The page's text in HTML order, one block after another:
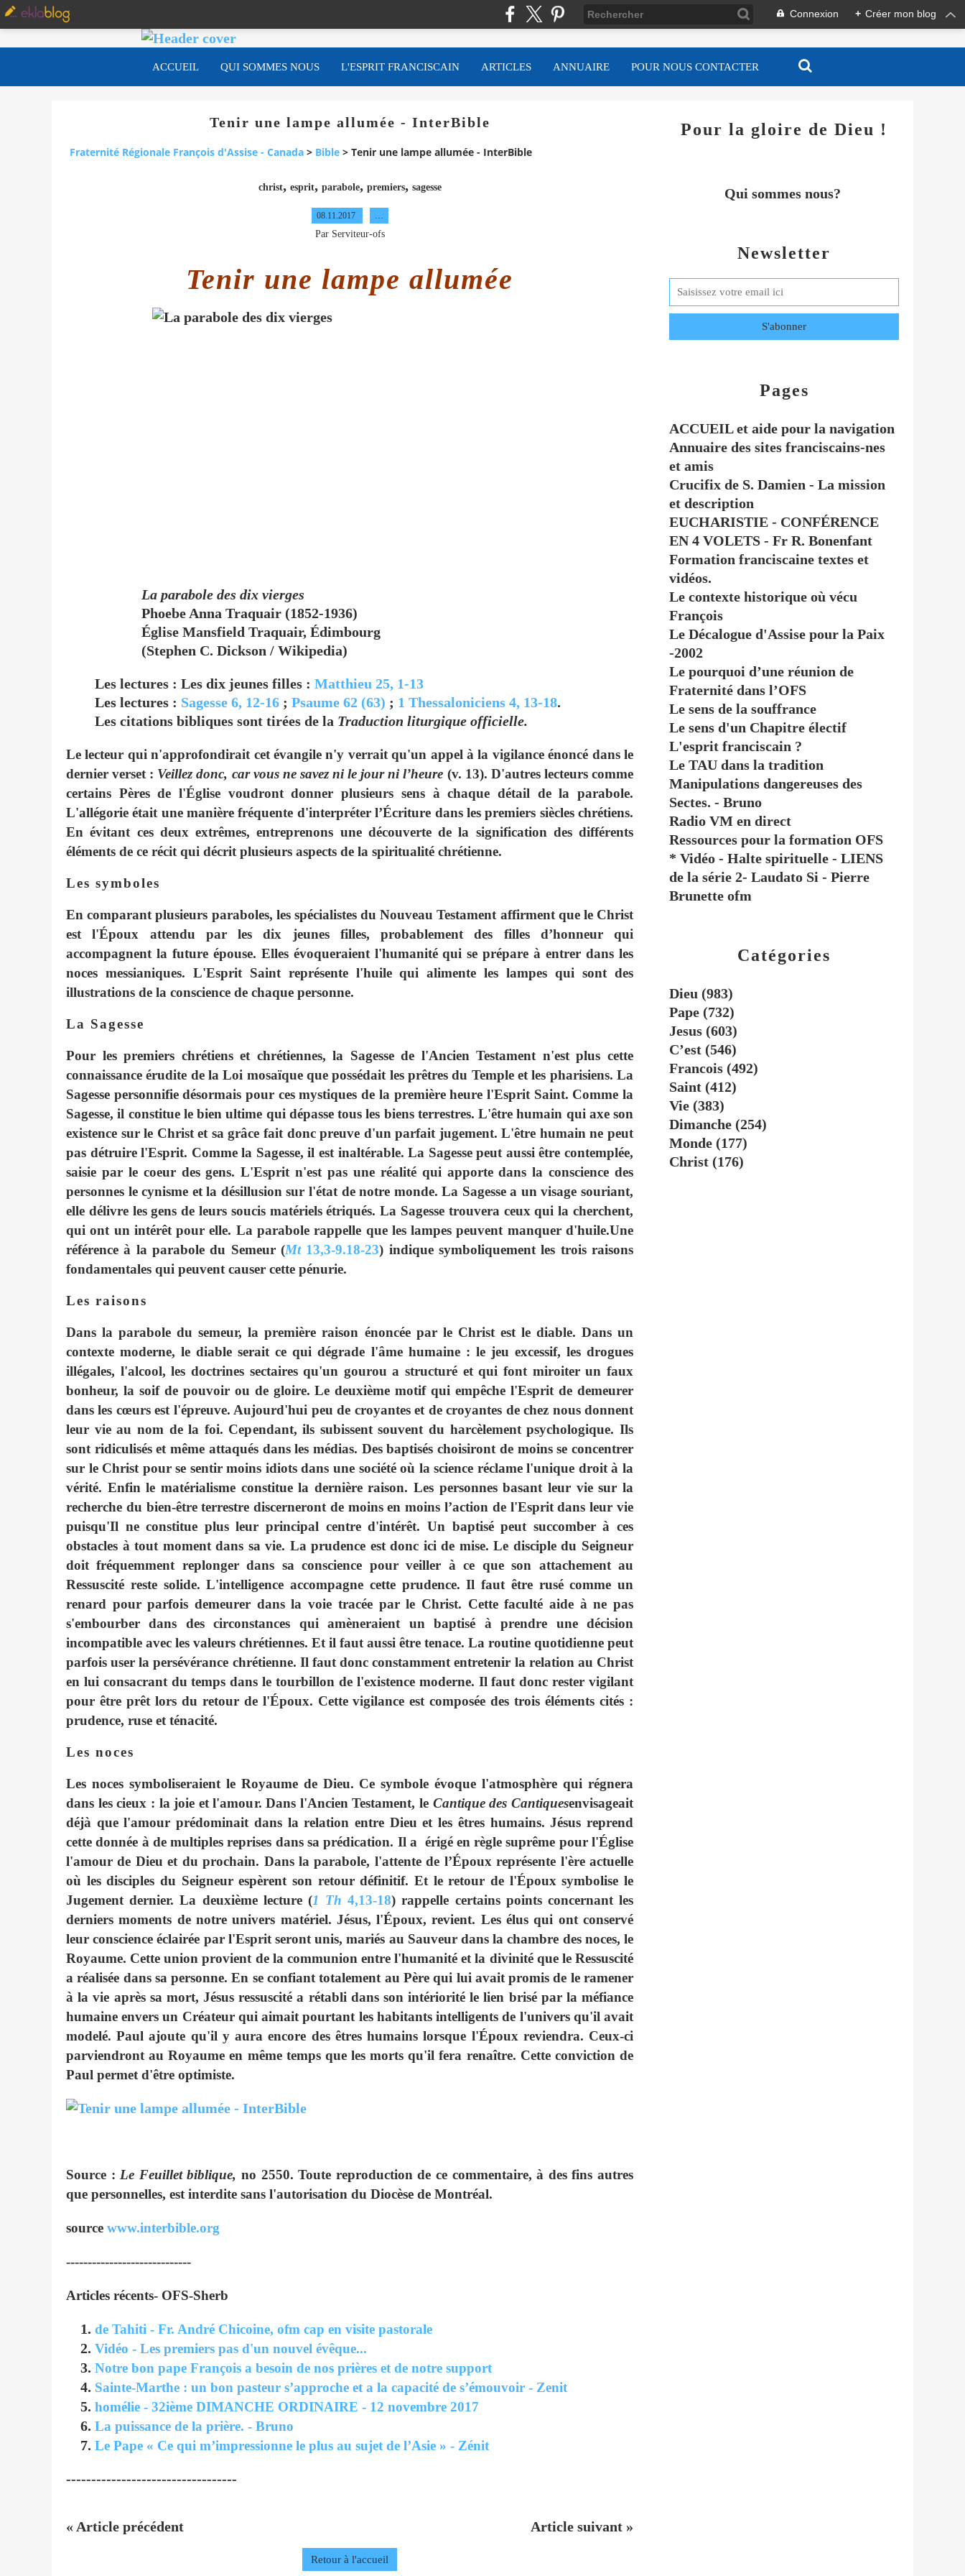
Connexion + Créer mon blog
ACCUEIL QUI SOMMES NOUS L'ESPRIT FRANCISCAIN ARTICLES ANNUAIRE POUR NOUS CONTACTER
Tenir une lampe allumée - InterBible
Fraternité Régionale François d'Assise - Canada > Bible > Tenir une lampe allumée - InterBible
christ, esprit, parabole, premiers, sagesse
08.11.2017
Par Serviteur-ofs
Tenir une lampe allumée
La parabole des dix vierges
Phoebe Anna Traquair (1852-1936)
Église Mansfield Traquair, Édimbourg
(Stephen C. Dickson / Wikipedia)
Les lectures : Les dix jeunes filles : Matthieu 25, 1-13
Les lectures : Sagesse 6, 12-16 ; Psaume 62 (63) ; 1 Thessaloniciens 4, 13-18.
Les citations bibliques sont tirées de la Traduction liturgique officielle.
Le lecteur qui n'approfondirait cet évangile n'y verrait qu'un appel à la vigilance énoncé dans le
dernier verset : Veillez donc, car vous ne savez ni le jour ni l’heure (v. 13). D'autres lecteurs comme
certains Pères de l'Église voudront donner plusieurs sens à chaque détail de la parabole.
L'allégorie était une manière fréquente d'interpréter l’Écriture dans les premiers siècles chrétiens.
En évitant ces deux extrêmes, entreprenons une découverte de la signification des différents
éléments de ce récit qui décrit plusieurs aspects de la spiritualité chrétienne.
Les symboles
En comparant plusieurs paraboles, les spécialistes du Nouveau Testament affirment que le Christ
est l'Époux attendu par les dix jeunes filles, probablement des filles d’honneur qui
accompagnent la future épouse. Elles évoqueraient l'humanité qui se prépare à entrer dans les
noces messianiques. L'Esprit Saint représente l'huile qui alimente les lampes qui sont des
illustrations de la conscience de chaque personne.
La Sagesse
Pour les premiers chrétiens et chrétiennes, la Sagesse de l'Ancien Testament n'est plus cette
connaissance érudite de la Loi mosaïque que possédait les prêtres du Temple et les pharisiens. La
Sagesse personnifie désormais pour ces mystiques de la première heure l'Esprit Saint. Comme la
Sagesse, il constitue le bien ultime qui dépasse tous les biens terrestres. L'être humain qui axe son
existence sur le Christ et sa grâce fait donc preuve d'un parfait jugement. L'être humain ne peut
pas détruire l'Esprit. Comme la Sagesse, il est inaltérable. La Sagesse peut aussi être contemplée,
saisie par le coeur des gens. L'Esprit n'est pas une réalité qui apporte dans la conscience des
personnes le cynisme et la désillusion sur l'état de notre monde. La Sagesse a un visage souriant,
elle délivre les gens de leurs soucis matériels étriqués. La Sagesse trouvera ceux qui la cherchent,
qui ont un intérêt pour elle. La parabole rappelle que les lampes peuvent manquer d'huile.Une
référence à la parabole du Semeur (Mt13,3-9.18-23) indique symboliquement les trois raisons
fondamentales qui peuvent causer cette pénurie.
Les raisons
Dans la parabole du semeur, la première raison énoncée par le Christ est le diable. Dans un
contexte moderne, le diable serait ce qui dégrade l'âme humaine : le jeu excessif, les drogues
illégales, l'alcool, les doctrines sectaires qu'un gourou a structuré et qui font miroiter un faux
bonheur, la soif de pouvoir ou de gloire. Le deuxième motif qui empêche l'Esprit de demeurer
dans les cœurs est l'épreuve. Aujourd'hui peu de croyantes et de croyantes de chez nous donnent
leur vie au nom de la foi. Cependant, ils subissent souvent du harcèlement psychologique. Ils
sont ridiculisés et même attaqués dans les médias. Des baptisés choisiront de moins se concentrer
sur le Christ pour se sentir moins idiots dans une société où la science réclame l'unique droit à la
vérité. Enfin le matérialisme constitue la dernière raison. Les personnes basant leur vie sur la
recherche du bien-être terrestre discerneront de moins en moins l’action de l'Esprit dans leur vie
puisqu'Il ne constitue plus leur principal centre d'intérêt. Un baptisé peut succomber à ces
obstacles à tout moment dans sa vie. La prudence est donc ici de mise. Le disciple du Seigneur
doit fréquemment replonger dans sa conscience pour veiller à ce que son attachement au
Ressuscité reste solide. L'intelligence accompagne cette prudence. Il faut être rusé comme un
renard pour parfois demeurer dans la voie tracée par le Christ. Cette faculté aide à ne pas
s'embourber dans des circonstances qui amèneraient un baptisé à prendre une décision
incompatible avec les valeurs chrétiennes. Et il faut aussi être tenace. La routine quotidienne peut
parfois user la persévérance chrétienne. Il faut donc constamment entretenir la relation au Christ
en lui consacrant du temps dans le tourbillon de l'existence moderne. Il faut donc rester vigilant
pour être prêt lors du retour de l'Époux. Cette vigilance est composée des trois éléments cités :
prudence, ruse et ténacité.
Les noces
Les noces symboliseraient le Royaume de Dieu. Ce symbole évoque l'atmosphère qui régnera
dans les cieux : la joie et l'amour. Dans l'Ancien Testament, le Cantique des Cantiquesenvisageait
déjà que l'amour prédominait dans la relation entre Dieu et les êtres humains. Jésus reprend
cette donnée à de multiples reprises dans sa prédication. Il a érigé en règle suprême pour l'Église
l'amour de Dieu et du prochain. Dans la parabole, l'attente de l’Époux représente l'ère actuelle
où les disciples du Seigneur espèrent son retour définitif. Et le retour de l'Époux symbolise le
Jugement dernier. La deuxième lecture (1 Th 4,13-18) rappelle certains points concernant les
derniers moments de notre univers matériel. Jésus, l'Époux, revient. Les élus qui ont conservé
leur conscience éclairée par l'Esprit seront unis, mariés au Sauveur dans la chambre des noces, le
Royaume. Cette union provient de la communion entre l'humanité et la divinité que le Ressuscité
a réalisée dans sa personne. En se confiant totalement au Père qui lui avait promis de le ramener
à la vie après sa mort, Jésus ressuscité a rétabli dans son intériorité le lien brisé par la méfiance
humaine envers un Créateur qui aimait pourtant les habitants intelligents de l'univers qu'il avait
modelé. Paul ajoute qu'il y aura encore des êtres humains lorsque l'Époux reviendra. Ceux-ci
parviendront au Royaume en même temps que les morts qu'il fera renaître. Cette conviction de
Paul permet d'être optimiste.
Source :Le Feuillet biblique, no 2550. Toute reproduction de ce commentaire, à des fins autres
que personnelles, est interdite sans l'autorisation du Diocèse de Montréal.
source www.interbible.org
-----------------------------
Articles récents- OFS-Sherb
de Tahiti - Fr. André Chicoine, ofm cap en visite pastorale
Vidéo - Les premiers pas d'un nouvel évêque...
Notre bon pape François a besoin de nos prières et de notre support
Sainte-Marthe : un bon pasteur s’approche et a la capacité de s’émouvoir - Zenit
homélie - 32ième DIMANCHE ORDINAIRE - 12 novembre 2017
La puissance de la prière. - Bruno
Le Pape « Ce qui m’impressionne le plus au sujet de l’Asie » - Zénit
----------------------------------
« Article précédent Article suivant »
Retour à l'accueil
Newsletter
Catégories
Dieu (983)
Pape (732)
Jesus (603)
C’est (546)
Francois (492)
Saint (412)
Vie (383)
Dimanche (254)
Monde (177)
Christ (176)
Pages
ACCUEIL et aide pour la navigation
Annuaire des sites franciscains-nes
et amis
Crucifix de S. Damien - La mission
et description
EUCHARISTIE - CONFÉRENCE
EN 4 VOLETS - Fr R. Bonenfant
Formation franciscaine textes et
vidéos.
Le contexte historique où vécu
François
Le Décalogue d'Assise pour la Paix
-2002
Le pourquoi d’une réunion de
Fraternité dans l’OFS
Le sens de la souffrance
Le sens d'un Chapitre électif
L'esprit franciscain ?
Le TAU dans la tradition
Manipulations dangereuses des
Sectes. - Bruno
Radio VM en direct
Ressources pour la formation OFS
* Vidéo - Halte spirituelle - LIENS
de la série 2- Laudato Si - Pierre
Brunette ofm
Pour la gloire de Dieu !
Qui sommes nous?